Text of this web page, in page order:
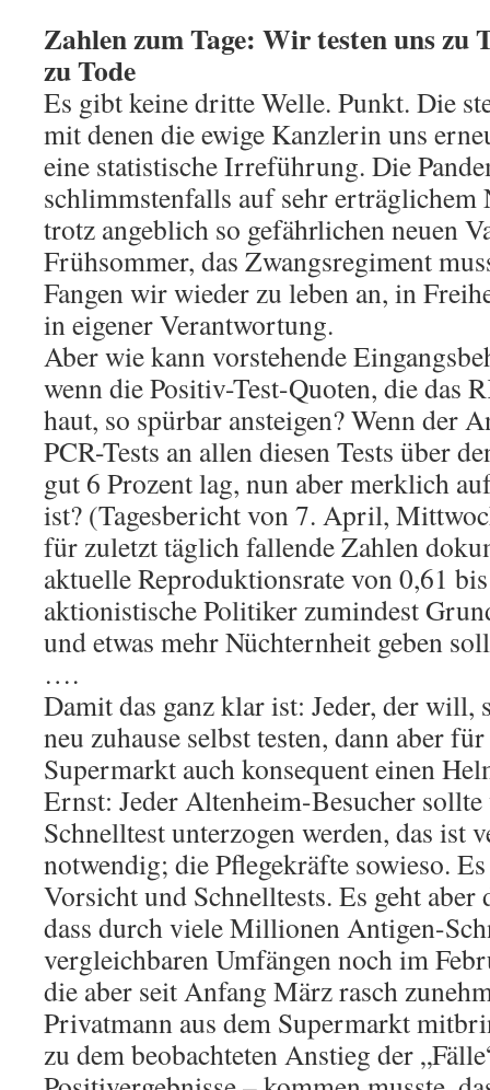
Zahlen zum Tage: Wir testen uns zu
zu Tode
Es gibt keine dritte Welle. Punkt. Die
mit denen die ewige Kanzlerin uns
eine statistische Irreführung. Die
schlimmstenfalls auf sehr erträglichem
trotz angeblich so gefährlichen neuen
Frühsommer, das Zwangsregiment
Fangen wir wieder zu leben an, in
in eigener Verantwortung.
Aber wie kann vorstehende
wenn die Positiv-Test-Quoten, die das
haut, so spürbar ansteigen? Wenn der
PCR-Tests an allen diesen Tests über
gut 6 Prozent lag, nun aber merklich
ist? (Tagesbericht von 7. April,
für zuletzt täglich fallende Zahlen
aktuelle Reproduktionsrate von 0,61
aktionistische Politiker zumindest
und etwas mehr Nüchternheit geben
….
Damit das ganz klar ist: Jeder, der will,
neu zuhause selbst testen, dann aber
Supermarkt auch konsequent einen
Ernst: Jeder Altenheim-Besucher
Schnelltest unterzogen werden, das ist
notwendig; die Pflegekräfte sowieso.
Vorsicht und Schnelltests. Es geht aber
dass durch viele Millionen Antigen-
vergleichbaren Umfängen noch im
die aber seit Anfang März rasch
Privatmann aus dem Supermarkt
zu dem beobachteten Anstieg der